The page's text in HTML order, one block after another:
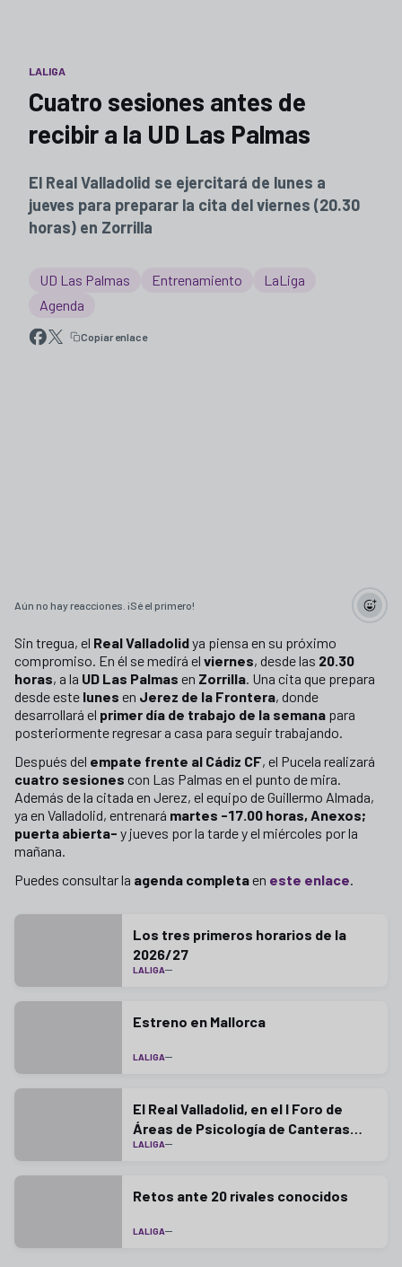
LALIGA
Cuatro sesiones antes de
recibir a la UD Las Palmas
El Real Valladolid se ejercitará de lunes a
jueves para preparar la cita del viernes (20.30
horas) en Zorrilla
UD Las Palmas Entrenamiento
LaLiga
Agenda
Copiar enlace
Aún no hay reacciones. ¡Sé el primero!
Sin tregua, el Real Valladolidya piensa en su próximo
compromiso. En él se medirá el viernes, desde las 20.30
horas, a la UD Las Palmas en Zorrilla. Una cita que prepara
desde este lunes en Jerez de la Frontera, donde
desarrollará el primer día de trabajo de la semana para
posteriormente regresar a casa para seguir trabajando.
Después del empate frente al Cádiz CF, el Pucela realizará
cuatro sesiones con Las Palmas en el punto de mira.
Además de la citada en Jerez, el equipo de Guillermo Almada,
ya en Valladolid, entrenará martes -17.00 horas, Anexos;
puerta abierta- y jueves por la tarde y el miércoles por la
mañana.
Puedes consultar la agenda completaen este enlace.
Los tres primeros horarios de la
2026/27
LALIGA
Estreno en Mallorca
LALIGA
El Real Valladolid, en el I Foro de
Áreas de Psicología de Canteras
LaLiga
LALIGA
Retos ante 20 rivales conocidos
LALIGA